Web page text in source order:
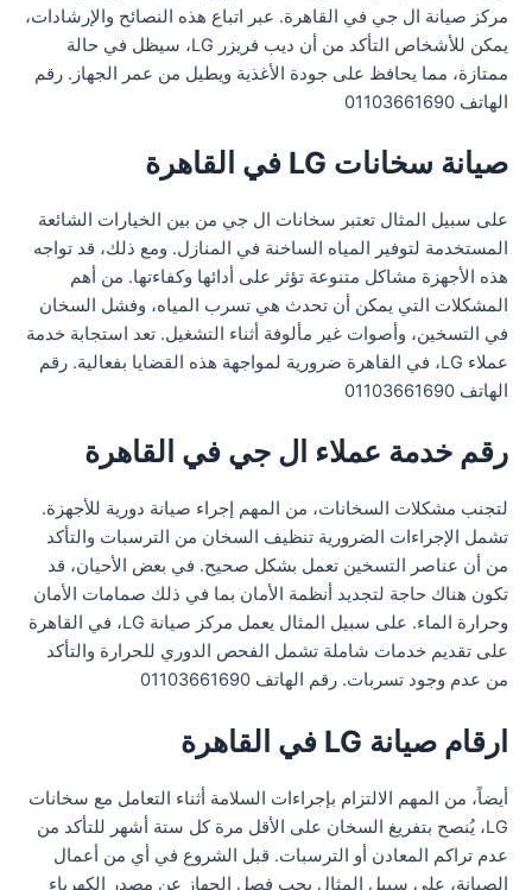
مركز صيانة ال جي في القاهرة. عبر اتباع هذه النصائح والإرشادات،
يمكن للأشخاص التأكد من أن ديب فريزر LG، سيظل في حالة
ممتازة، مما يحافظ على جودة الأغذية ويطيل من عمر الجهاز. رقم
الهاتف 01103661690
صيانة سخانات LG في القاهرة
على سبيل المثال تعتبر سخانات ال جي من بين الخيارات الشائعة
المستخدمة لتوفير المياه الساخنة في المنازل. ومع ذلك، قد تواجه
هذه الأجهزة مشاكل متنوعة تؤثر على أدائها وكفاءتها. من أهم
المشكلات التي يمكن أن تحدث هي تسرب المياه، وفشل السخان
في التسخين، وأصوات غير مألوفة أثناء التشغيل. تعد استجابة خدمة
عملاء LG، في القاهرة ضرورية لمواجهة هذه القضايا بفعالية. رقم
الهاتف 01103661690
رقم خدمة عملاء ال جي في القاهرة
لتجنب مشكلات السخانات، من المهم إجراء صيانة دورية للأجهزة.
تشمل الإجراءات الضرورية تنظيف السخان من الترسبات والتأكد
من أن عناصر التسخين تعمل بشكل صحيح. في بعض الأحيان، قد
تكون هناك حاجة لتجديد أنظمة الأمان بما في ذلك صمامات الأمان
وحرارة الماء. على سبيل المثال يعمل مركز صيانة LG، في القاهرة
على تقديم خدمات شاملة تشمل الفحص الدوري للحرارة والتأكد
من عدم وجود تسربات. رقم الهاتف 01103661690
ارقام صيانة LG في القاهرة
أيضاً، من المهم الالتزام بإجراءات السلامة أثناء التعامل مع سخانات
LG، يُنصح بتفريغ السخان على الأقل مرة كل ستة أشهر للتأكد من
عدم تراكم المعادن أو الترسبات. قبل الشروع في أي من أعمال
الصيانة، على سبيل المثال يجب فصل الجهاز عن مصدر الكهرباء